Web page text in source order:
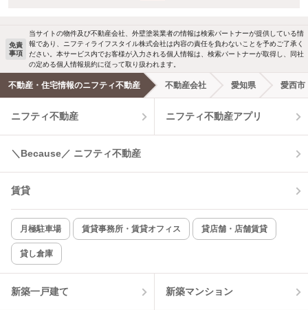
免責
事項
当サイトの物件及び不動産会社、外壁塗装業者の情報は検索パートナーが提供している情
報であり、ニフティライフスタイル株式会社は内容の責任を負わないことを予めご了承く
ださい。本サービス内でお客様が入力される個人情報は、検索パートナーが取得し、同社
の定める個人情報規約に従って取り扱われます。
不動産・住宅情報のニフティ不動産 不動産会社 愛知県 愛西市
ニフティ不動産 ニフティ不動産アプリ
＼Because／ ニフティ不動産
賃貸
月極駐車場 賃貸事務所・賃貸オフィス 貸店舗・店舗賃貸
貸し倉庫
新築一戸建て 新築マンション